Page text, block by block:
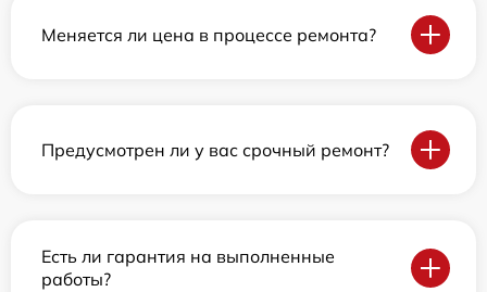
Меняется ли цена в процессе ремонта?
Предусмотрен ли у вас срочный ремонт?
Есть ли гарантия на выполненные
работы?